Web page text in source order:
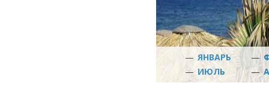
— ЯНВАРЬ —
— ИЮЛЬ —